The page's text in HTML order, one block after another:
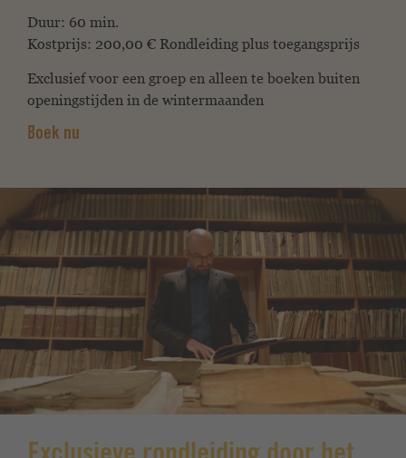
Duur: 60 min.
Kostprijs: 200,00 € Rondleiding plus toegangsprijs
Exclusief voor een groep en alleen te boeken buiten
openingstijden in de wintermaanden
Boek nu